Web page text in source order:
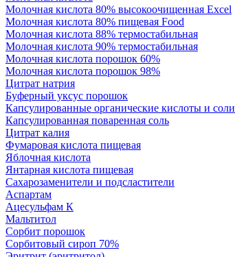
Молочная кислота 80% высокоочищенная Excel
Молочная кислота 80% пищевая Food
Молочная кислота 88% термостабильная
Молочная кислота 90% термостабильная
Молочная кислота порошок 60%
Молочная кислота порошок 98%
Цитрат натрия
Буферный уксус порошок
Капсулированные органические кислоты и соли
Капсулированная поваренная соль
Цитрат калия
Фумаровая кислота пищевая
Яблочная кислота
Янтарная кислота пищевая
Сахарозаменители и подсластители
Аспартам
Ацесульфам К
Мальтитол
Сорбит порошок
Сорбитовый сироп 70%